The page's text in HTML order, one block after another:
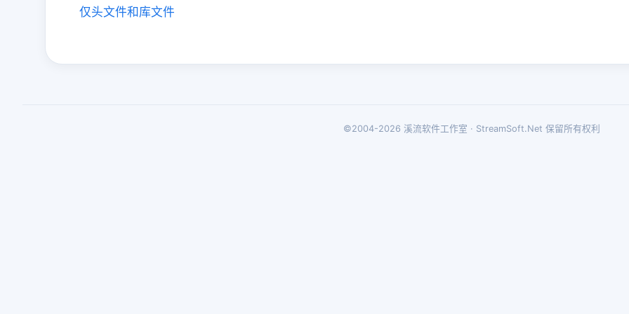
仅头文件和库文件
©2004-2026 溪流软件工作室 · StreamSoft.Net 保留所有权利